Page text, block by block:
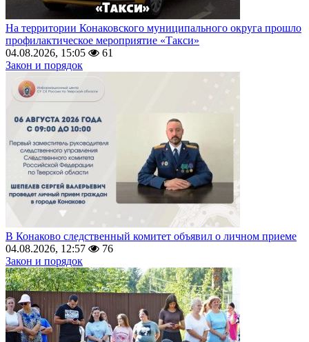
На территории Конаковского муниципального округа прошло
профилактическое мероприятие «Такси»
04.08.2026, 15:05
61
Закон и порядок
В Конаково следственный комитет объявил о личном приеме
04.08.2026, 12:57
76
Закон и порядок